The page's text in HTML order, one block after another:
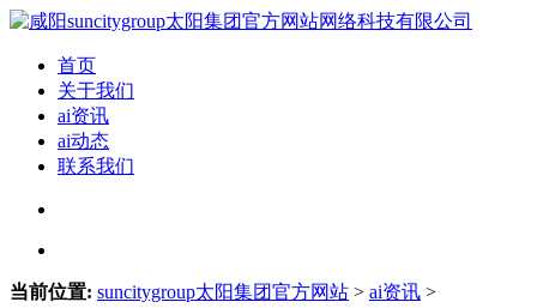
首页
关于我们
ai资讯
ai动态
联系我们
当前位置: suncitygroup太阳集团官方网站 > ai资讯 >